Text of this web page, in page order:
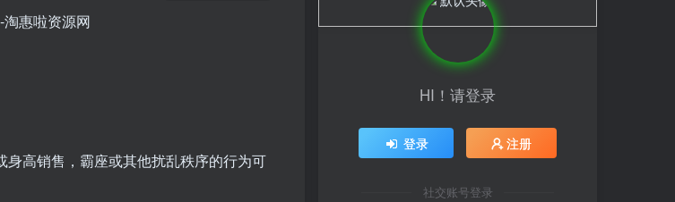
高销售，霸座或其他扰乱秩序的行为可
HI！请登录
登录 注册
社交账号登录